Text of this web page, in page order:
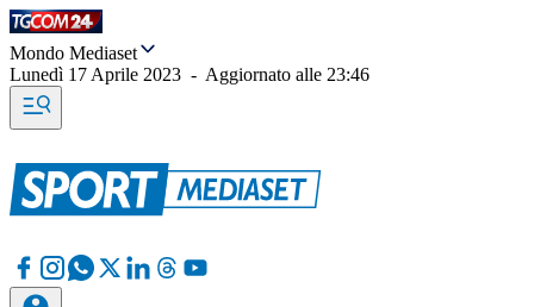
Mondo Mediaset
Lunedì 17 Aprile 2023 - Aggiornato alle 23:46